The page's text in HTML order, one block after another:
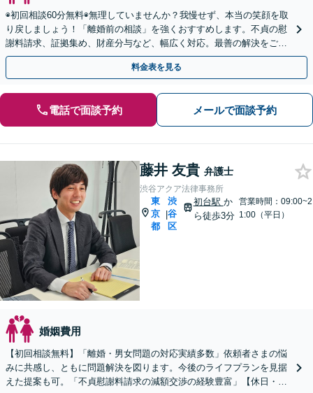
◉初回相談60分無料◉無理していませんか？我慢せず、本当の笑顔を取
り戻しましょう！「離婚前の相談」を強くおすすめします。不貞の慰
謝料請求、証拠集め、財産分与など、幅広く対応。最善の解決をご提
案し、最後まで丁寧にサポート【完全個室】
料金表を見る
電話で面談予約 メールで面談予約
藤井 友貴 弁護士
渋谷アクア法律事務所
東
京
都
|
渋
谷
区
初台駅 か
ら徒歩3分
営業時間：09:00~2
1:00（平日）
婚姻費用
【初回相談無料】「離婚・男女問題の対応実績多数」依頼者さまの悩
みに共感し、ともに問題解決を図ります。今後のライフプランを見据
えた提案も可。「不貞慰謝料請求の減額交渉の経験豊富」【休日・夜